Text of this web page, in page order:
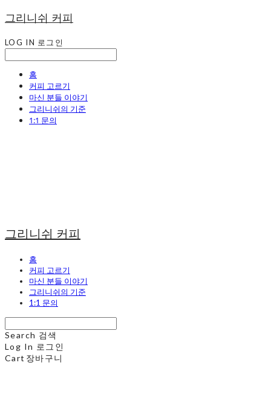
그리니쉬 커피
LOG IN 로그인
홈
커피 고르기
마신 분들 이야기
그리니쉬의 기준
1:1 문의
그리니쉬 커피
홈
커피 고르기
마신 분들 이야기
그리니쉬의 기준
1:1 문의
Search 검색
Log In 로그인
Cart 장바구니